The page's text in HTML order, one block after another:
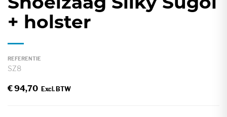
het
de
gallerij
Snoeizaag Silky Sugoi
+ holster
REFERENTIE
SZ8
€ 94,70